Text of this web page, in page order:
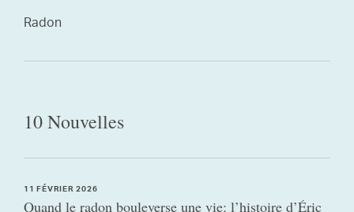
Radon
10 Nouvelles
11 FÉVRIER 2026
Quand le radon bouleverse une vie: l’histoire d’Éric